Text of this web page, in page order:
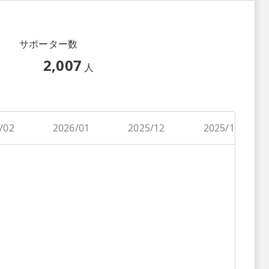
サポーター数
2,007 人
02 2026/01 2025/12 2025/11